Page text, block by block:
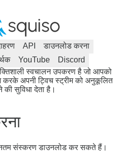
API
डाउनलोड करना
YouTube
Discord
स्वचालन उपकरण है जो आपको
करके अपनी ट्विच स्ट्रीम को अनुकूलित
की सुविधा देता है।
संस्करण डाउनलोड कर सकते हैं।